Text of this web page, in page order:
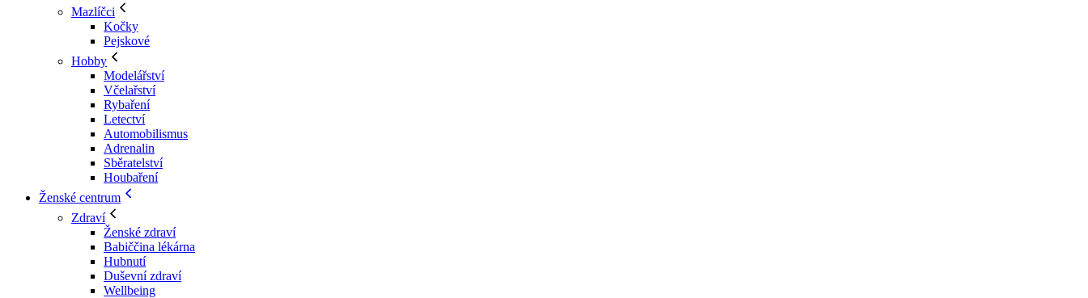
Mazlíčci
Kočky
Pejskové
Hobby
Modelářství
Včelařství
Rybaření
Letectví
Automobilismus
Adrenalin
Sběratelství
Houbaření
Ženské centrum
Zdraví
Ženské zdraví
Babiččina lékárna
Hubnutí
Duševní zdraví
Wellbeing